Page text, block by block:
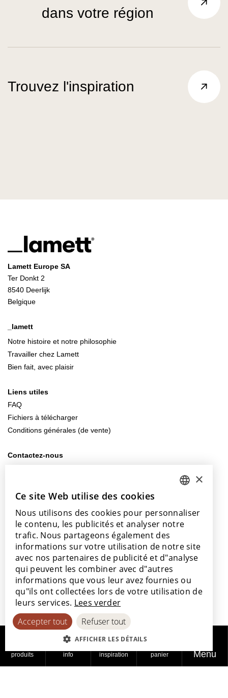
produits info inspiration panier Menu
dans votre région
Trouvez l'inspiration
Lamett Europe SA
Ter Donkt 2
8540 Deerlijk
Belgique
_lamett
Notre histoire et notre philosophie
Travailler chez Lamett
Bien fait, avec plaisir
Liens utiles
FAQ
Fichiers à télécharger
Conditions générales (de vente)
Contactez-nous
Notre salle d’exposition
Nos points de vente
Avec le soutien de
© 2026
Politique de
Politique en
Déclaration
ENGLISH
FRENCH
SPANISH
×
Ce site Web utilise des cookies
Nous utilisons des cookies pour personnaliser
le contenu, les publicités et analyser notre
trafic. Nous partageons également des
informations sur votre utilisation de notre site
avec nos partenaires de publicité et d"analyse
qui peuvent les combiner avec d"autres
informations que vous leur avez fournies ou
qu"ils ont collectées lors de votre utilisation de
leurs services. Lees verder
Accepter tout
Refuser tout
AFFICHER LES DÉTAILS